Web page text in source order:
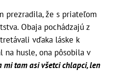
prezradila, že s priateľom
Obaja pochádzajú z
vďaka láske k
na husle, ona pôsobila v
mi tam asi všetci chlapci, len